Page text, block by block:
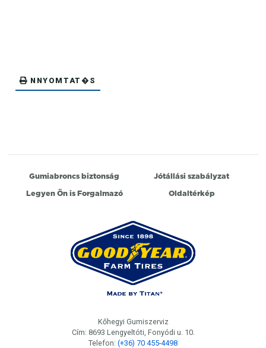
NNYOMTAT�S
Gumiabroncs biztonság
Jótállási szabályzat
Legyen Ön is Forgalmazó
Oldaltérkép
Kőhegyi Gumiszerviz
Cím: 8693 Lengyeltóti, Fonyódi u. 10.
Telefon: (+36) 70 455-4498